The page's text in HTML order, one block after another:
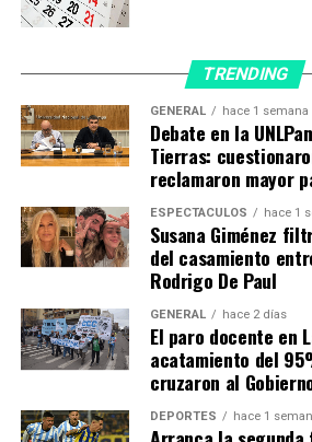
que el mensaje que el papa
«Los pobres son los menos
global y son los más afectados.
libertad, inteligencia y capacidad
de progreso, más humano e integral.
remedio que una respuesta
palabras que eligió el Sumo
expresado en reiteradas ocasiones
ecología y la exclusión social como
Alberto dijo que, ante ese panorama,
una prioridad de política climática
el país ha decidido «confirmar el
país tiene con la agenda climática».
TRENDING
GENERAL hace 1 semana
Debate en la
Tierras:
reclamaron mayor
ESPECTÁCULOS hace 1
Susana Giménez
del casamiento
Rodrigo De Paul
GENERAL hace 2 días
El paro docente en
acatamiento del
cruzaron al
DEPORTES hace 1